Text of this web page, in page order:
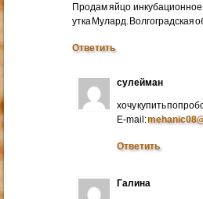
Продам яйцо
утка Мулард.
Ответить
сулейман
хочу купить
E-mail:
Ответить
Галина